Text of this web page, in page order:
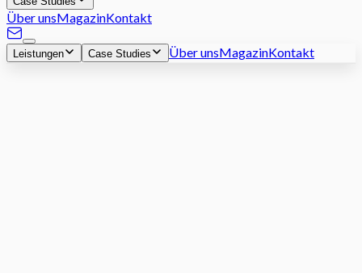
Über unsMagazinKontakt
Leistungen Case Studies Über unsMagazinKontakt